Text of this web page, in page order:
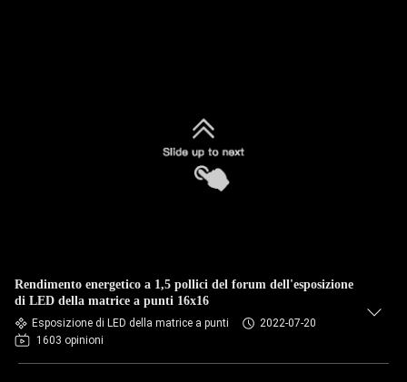
Rendimento energetico a 1,5 pollici del forum dell'esposizione
di LED della matrice a punti 16x16
Esposizione di LED della matrice a punti
2022-07-20
1603 opinioni